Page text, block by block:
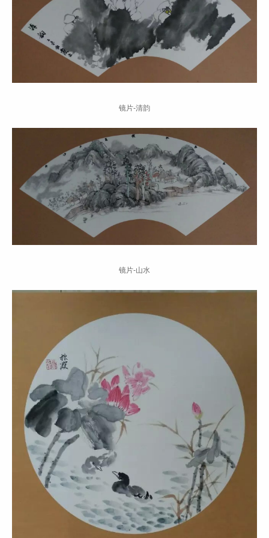
镜片-清韵
镜片-山水